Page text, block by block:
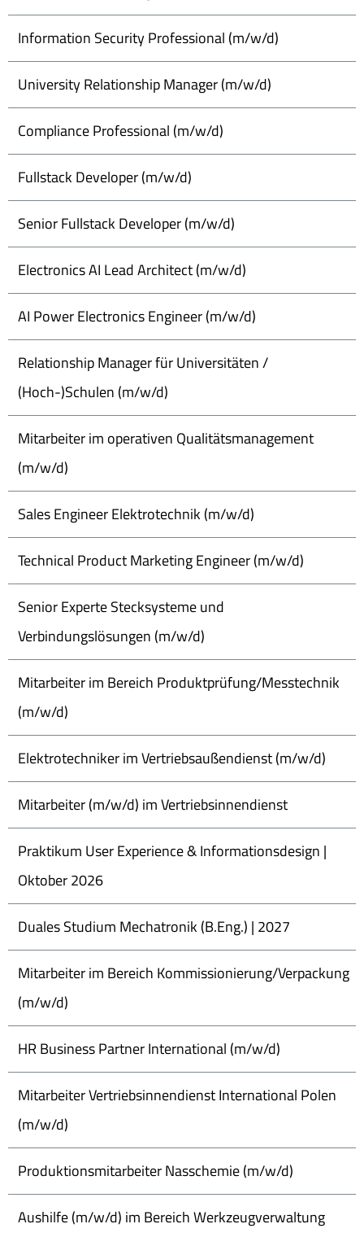
Information Security Professional (m/w/d)
University Relationship Manager (m/w/d)
Compliance Professional (m/w/d)
Fullstack Developer (m/w/d)
Senior Fullstack Developer (m/w/d)
Electronics AI Lead Architect (m/w/d)
AI Power Electronics Engineer (m/w/d)
Relationship Manager für Universitäten /
(Hoch-)Schulen (m/w/d)
Mitarbeiter im operativen Qualitätsmanagement
(m/w/d)
Sales Engineer Elektrotechnik (m/w/d)
Technical Product Marketing Engineer (m/w/d)
Senior Experte Stecksysteme und
Verbindungslösungen (m/w/d)
Mitarbeiter im Bereich Produktprüfung/Messtechnik
(m/w/d)
Elektrotechniker im Vertriebsaußendienst (m/w/d)
Mitarbeiter (m/w/d) im Vertriebsinnendienst
Praktikum User Experience & Informationsdesign |
Oktober 2026
Duales Studium Mechatronik (B.Eng.) | 2027
Mitarbeiter im Bereich Kommissionierung/Verpackung
(m/w/d)
HR Business Partner International (m/w/d)
Mitarbeiter Vertriebsinnendienst International Polen
(m/w/d)
Produktionsmitarbeiter Nasschemie (m/w/d)
Aushilfe (m/w/d) im Bereich Werkzeugverwaltung